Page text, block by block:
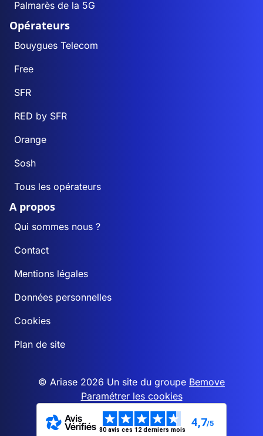
Palmarès de la 5G
Opérateurs
Bouygues Telecom
Free
SFR
RED by SFR
Orange
Sosh
Tous les opérateurs
A propos
Qui sommes nous ?
Contact
Mentions légales
Données personnelles
Cookies
Plan de site
© Ariase 2026 Un site du groupe Bemove
Paramétrer les cookies
80 avis ces 12 derniers mois
4,7/5